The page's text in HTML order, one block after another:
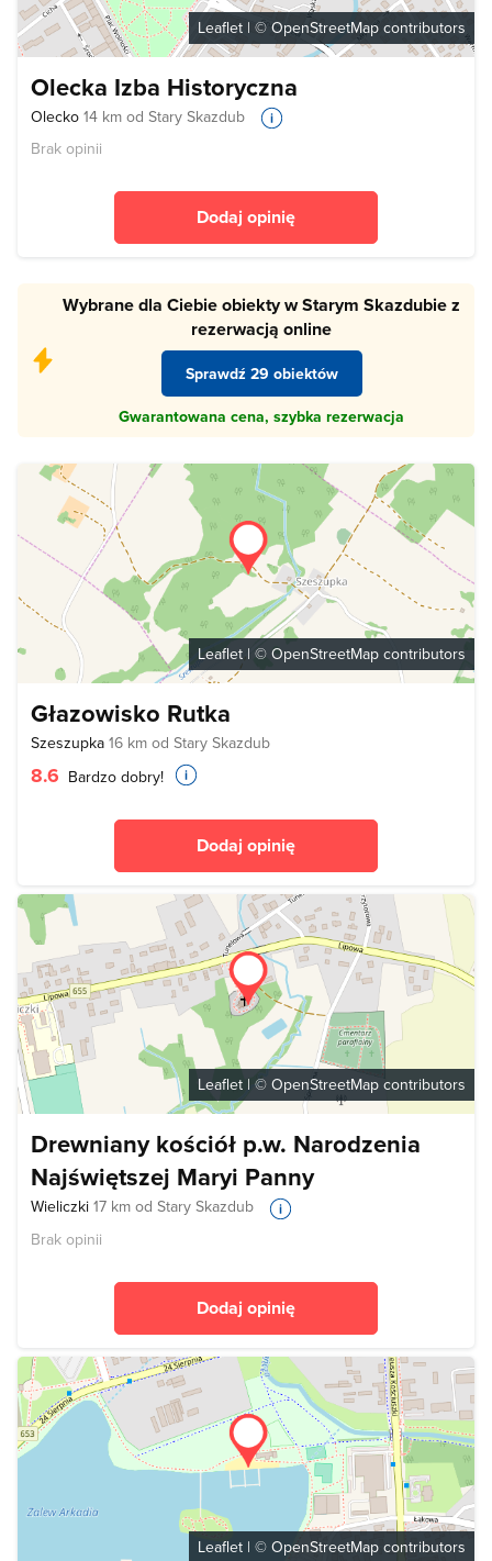
Leaflet | © OpenStreetMap contributors
Olecka Izba Historyczna
Olecko 14 km od Stary Skazdub
Brak opinii
Dodaj opinię
Wybrane dla Ciebie obiekty w Starym Skazdubie z
rezerwacją online
Sprawdź 29 obiektów
Gwarantowana cena, szybka rezerwacja
Leaflet| © OpenStreetMap contributors
Głazowisko Rutka
Szeszupka 16 km od Stary Skazdub
8.6 Bardzo dobry!
Dodaj opinię
Leaflet | © OpenStreetMap contributors
Drewniany kościół p.w. Narodzenia
Najświętszej Maryi Panny
Wieliczki 17 km od Stary Skazdub
Brak opinii
Dodaj opinię
Leaflet | © OpenStreetMap contributors